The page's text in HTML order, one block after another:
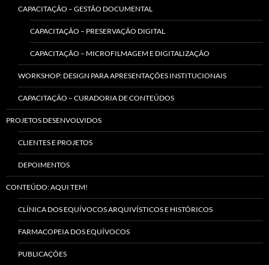
CAPACITAÇÃO – GESTÃO DOCUMENTAL
CAPACITAÇÃO – PRESERVAÇÃO DIGITAL
CAPACITAÇÃO – MICROFILMAGEM E DIGITALIZAÇÃO
WORKSHOP: DESIGN PARA APRESENTAÇÕES INSTITUCIONAIS
CAPACITAÇÃO – CURADORIA DE CONTEÚDOS
PROJETOS DESENVOLVIDOS
CLIENTES E PROJETOS
DEPOIMENTOS
CONTEÚDO: AQUI TEM!
CLÍNICA DOS EQUÍVOCOS ARQUIVÍSTICOS E HISTÓRICOS
FARMACOPEIA DOS EQUÍVOCOS
PUBLICAÇÕES